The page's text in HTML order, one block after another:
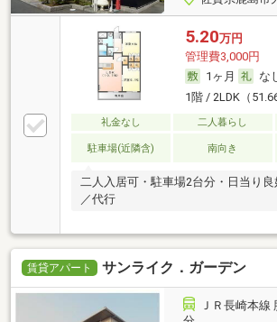
5.20万円
管理費3,000円
1ヶ月
な
1階 / 2LDK（
礼金なし 二人暮らし
駐車場(近隣含) 南向き
二人入居可・駐車場2台分・日当り
／代行
賃貸アパート サンライク．ガーデン
ＪＲ長崎本線